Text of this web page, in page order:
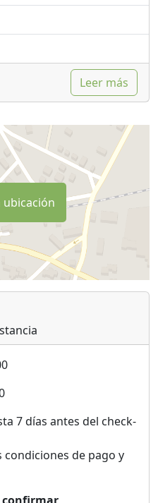
Leer más
7 días antes del check-
de pago y